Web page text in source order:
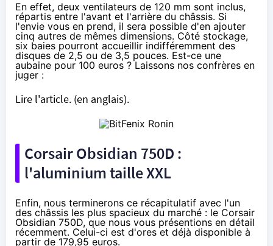
En effet, deux ventilateurs de 120 mm sont inclus,
répartis entre l'avant et l'arrière du châssis. Si
l'envie vous en prend, il sera possible d'en ajouter
cinq autres de mêmes dimensions. Côté stockage,
six baies pourront accueillir indifféremment des
disques de 2,5 ou de 3,5 pouces. Est-ce une
aubaine pour 100 euros ? Laissons nos confrères en
juger :
Lire l'article. (en anglais).
Corsair Obsidian 750D :
l'aluminium taille XXL
Enfin, nous terminerons ce récapitulatif avec l'un
des châssis les plus spacieux du marché : le Corsair
Obsidian 750D, que nous vous présentions en détail
récemment. Celui-ci est d'ores et déjà disponible à
partir de 179,95 euros.